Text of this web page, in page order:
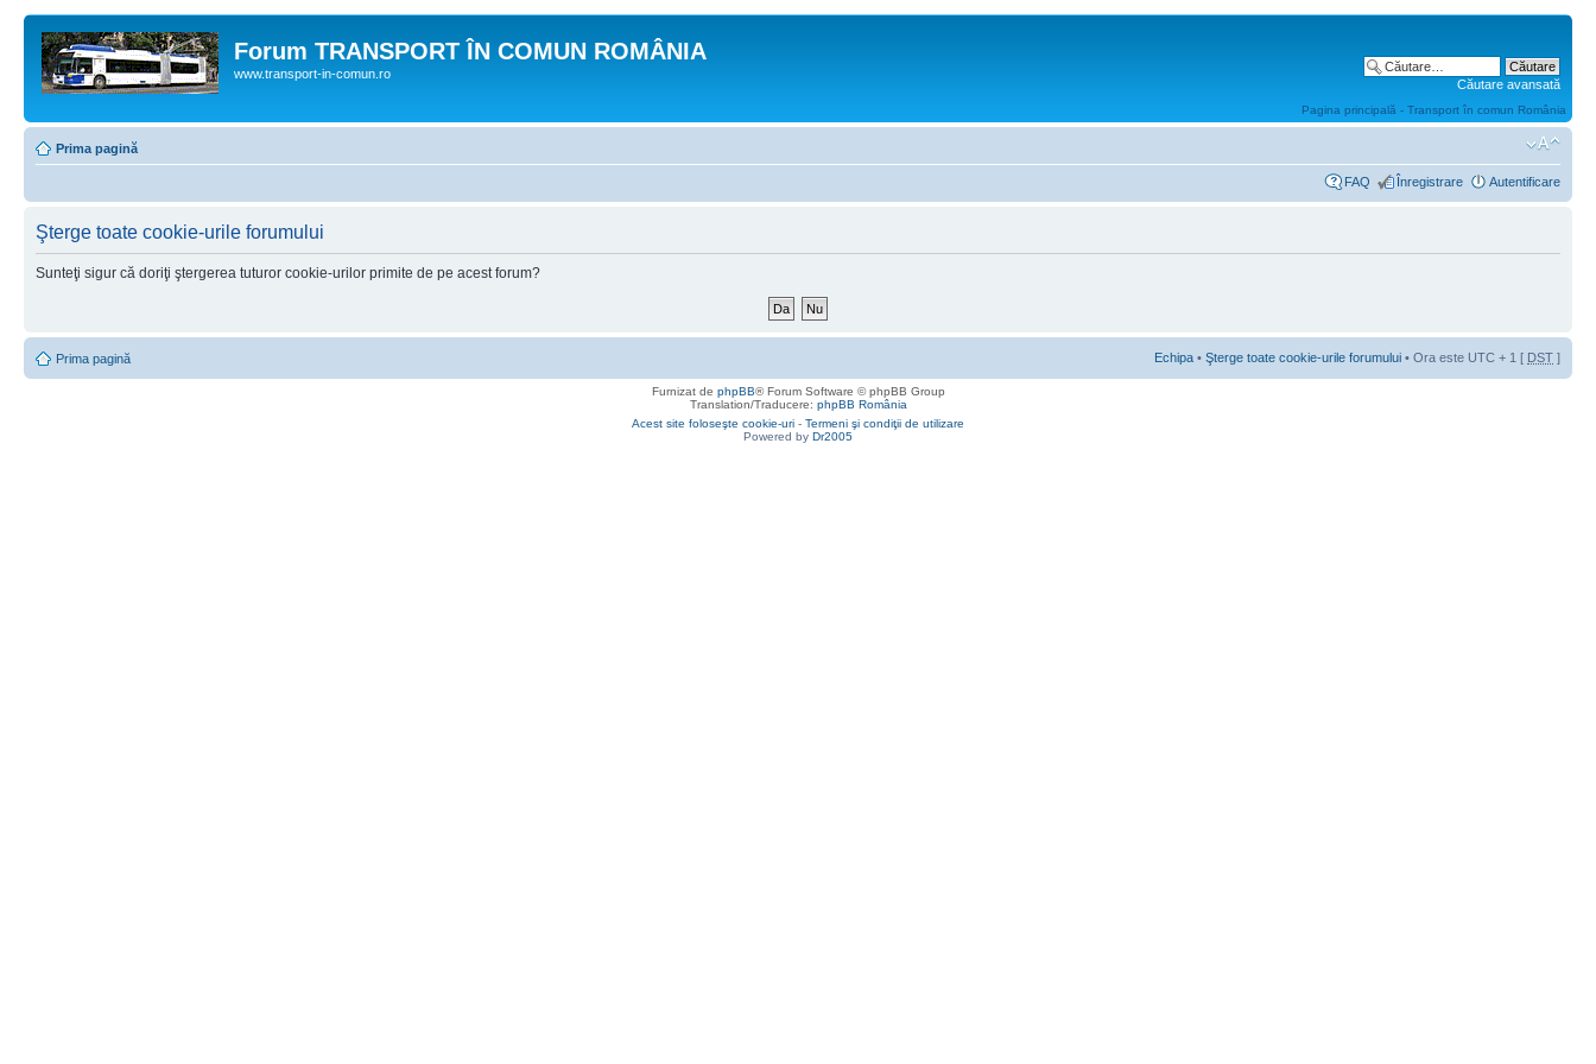
Forum TRANSPORT ÎN COMUN ROMÂNIA
www.transport-in-comun.ro
Căutare avansată
Pagina principală - Transport în comun România
Prima pagină
FAQ Înregistrare Autentificare
Şterge toate cookie-urile forumului
Sunteţi sigur că doriţi ştergerea tuturor cookie-urilor primite de pe acest forum?
Prima pagină Echipa • Şterge toate cookie-urile forumului • Ora este UTC + 1 [ DST ]
Furnizat de phpBB® Forum Software © phpBB Group
Translation/Traducere: phpBB România
Acest site foloseşte cookie-uri - Termeni şi condiţii de utilizare
Powered by Dr2005